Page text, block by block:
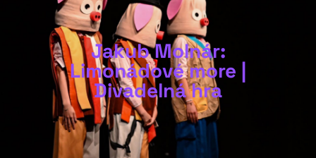
Jakub Molnár:
Limonádové more |
Divadelná hra